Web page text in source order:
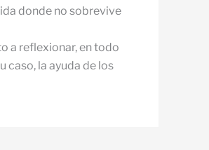
donde no sobrevive
a reflexionar, en todo
caso, la ayuda de los